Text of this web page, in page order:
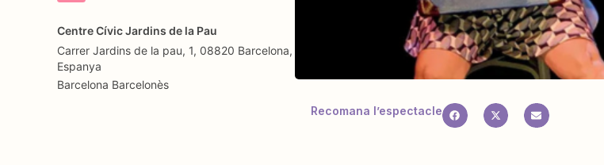
Centre Cívic Jardins de la Pau
Carrer Jardins de la pau, 1, 08820 Barcelona,
Espanya
Barcelona Barcelonès
Recomana l’espectacle